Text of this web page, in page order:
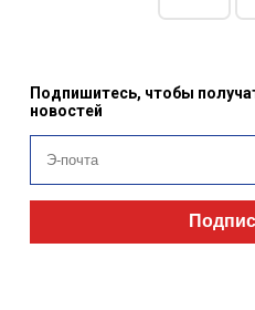
Подпишитесь, чтобы
новостей